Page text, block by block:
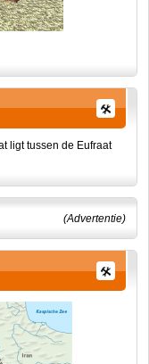
ligt tussen de Eufraat
(Advertentie)